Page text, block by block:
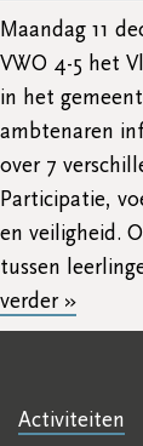
Maandag 11
VWO 4-5 het
in het
ambtenaren
over 7
Participatie,
en veiligheid.
tussen
verder »
Activiteiten